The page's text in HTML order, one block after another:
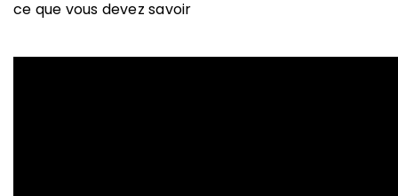
ce que vous devez savoir